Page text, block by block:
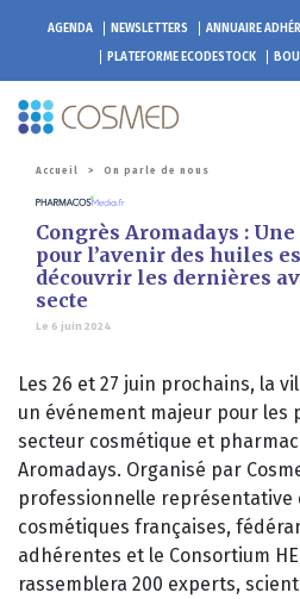
AGENDA NEWSLETTERS ANNUAIRE
PLATEFORME ECODESTOCK
Accueil > On parle de nous
Congrès Aromadays :
pour l’avenir des huiles
découvrir les dernières
secte
Le 6 juin 2024
Les 26 et 27 juin prochains, la
un événement majeur pour les
secteur cosmétique et
Aromadays. Organisé par
professionnelle représentative
cosmétiques françaises,
adhérentes et le Consortium
rassemblera 200 experts,